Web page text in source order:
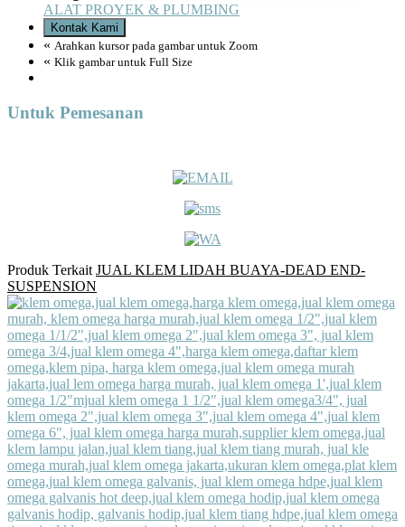
ALAT PROYEK & PLUMBING
Kontak Kami
« Arahkan kursor pada gambar untuk Zoom
« Klik gambar untuk Full Size
Untuk Pemesanan
Produk Terkait JUAL KLEM LIDAH BUAYA-DEAD END-
SUSPENSION